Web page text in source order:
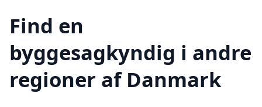
Find en
byggesagkyndig i andre
regioner af Danmark